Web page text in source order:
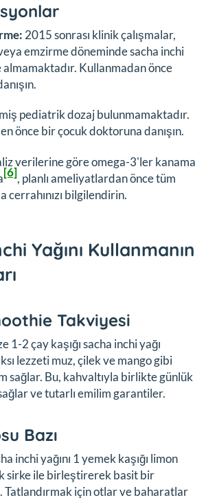
2015 sonrası klinik çalışmalar,
emzirme döneminde sacha inchi
almamaktadır. Kullanmadan önce
pediatrik dozaj bulunmamaktadır.
önce bir çocuk doktoruna danışın.
verilerine göre omega-3'ler kanama
[6], planlı ameliyatlardan önce tüm
cerrahınızı bilgilendirin.
Yağını Kullanmanın
Takviyesi
1-2 çay kaşığı sacha inchi yağı
lezzeti muz, çilek ve mango gibi
sağlar. Bu, kahvaltıyla birlikte günlük
sağlar ve tutarlı emilim garantiler.
Bazı
inchi yağını 1 yemek kaşığı limon
sirke ile birleştirerek basit bir
için otlar ve baharatlar